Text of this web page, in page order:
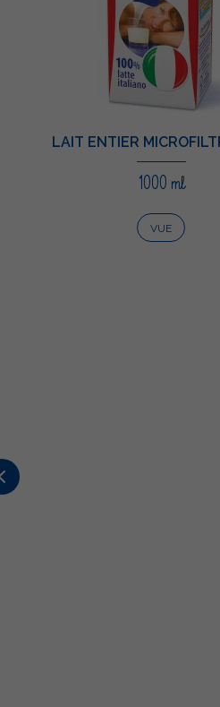
LAIT ENTIER
1000 ml
VUE